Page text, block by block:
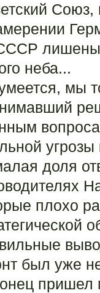
Союз,
лишены
неба...
мы
доля
плохо
был уже
пришел